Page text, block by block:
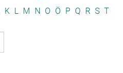
K L M N O Ö P Q R S T